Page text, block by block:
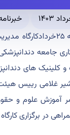
روزهای پنجشنبه۲۴ و
جامعه
های
غلامی رییس
آموزش علوم و
در برگزاری